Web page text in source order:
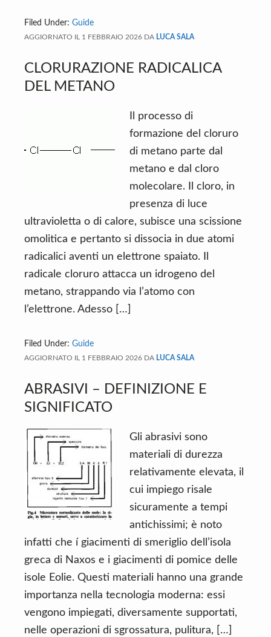
Filed Under: Guide
AGGIORNATO IL 1 FEBBRAIO 2026 DA LUCA SALA
CLORURAZIONE RADICALICA
DEL METANO
Il processo di
formazione del cloruro
di metano parte dal
metano e dal cloro
molecolare. Il cloro, in
presenza di luce
ultravioletta o di calore, subisce una scissione
omolitica e pertanto si dissocia in due atomi
radicalici aventi un elettrone spaiato. Il
radicale cloruro attacca un idrogeno del
metano, strappando via l’atomo con
l’elettrone. Adesso […]
Filed Under: Guide
AGGIORNATO IL 1 FEBBRAIO 2026 DA LUCA SALA
ABRASIVI – DEFINIZIONE E
SIGNIFICATO
Gli abrasivi sono
materiali di durezza
relativamente elevata, il
cui impiego risale
sicuramente a tempi
antichissimi; è noto
infatti che í giacimenti di smeriglio dell’isola
greca di Naxos e i giacimenti di pomice delle
isole Eolie. Questi materiali hanno una grande
importanza nella tecnologia moderna: essi
vengono impiegati, diversamente supportati,
nelle operazioni di sgrossatura, pulitura, […]